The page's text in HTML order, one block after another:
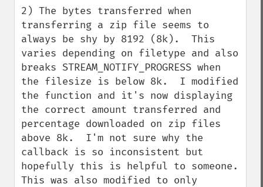
2) The bytes transferred when
transferring a zip file seems to
always be shy by 8192 (8k).  This
varies depending on filetype and also
breaks STREAM_NOTIFY_PROGRESS when
the filesize is below 8k.  I modified
the function and it's now displaying
the correct amount transferred and
percentage downloaded on zip files
above 8k.  I'm not sure why the
callback is so inconsistent but
hopefully this is helpful to someone.
This was also modified to only